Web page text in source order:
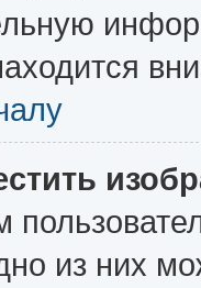
из них